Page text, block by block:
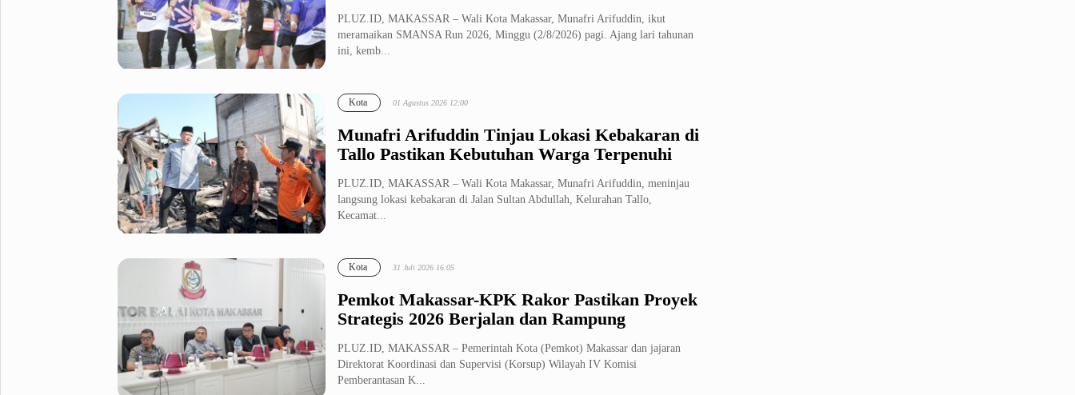
PLUZ.ID, MAKASSAR – Wali Kota Makassar, Munafri Arifuddin, ikut
meramaikan SMANSA Run 2026, Minggu (2/8/2026) pagi. Ajang lari tahunan
ini, kemb...
Munafri Arifuddin Tinjau Lokasi Kebakaran di
Tallo Pastikan Kebutuhan Warga Terpenuhi
Kota 01 Agustus 2026 12:00
PLUZ.ID, MAKASSAR – Wali Kota Makassar, Munafri Arifuddin, meninjau
langsung lokasi kebakaran di Jalan Sultan Abdullah, Kelurahan Tallo,
Kecamat...
Pemkot Makassar-KPK Rakor Pastikan Proyek
Strategis 2026 Berjalan dan Rampung
Kota 31 Juli 2026 16:05
PLUZ.ID, MAKASSAR – Pemerintah Kota (Pemkot) Makassar dan jajaran
Direktorat Koordinasi dan Supervisi (Korsup) Wilayah IV Komisi
Pemberantasan K...